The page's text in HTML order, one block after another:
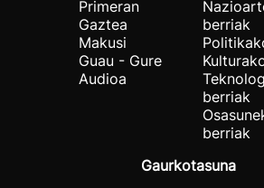
Primeran
Gaztea
Makusi
Guau - Gure
Audioa
berriak
berriak
berriak
Gaurkotasuna